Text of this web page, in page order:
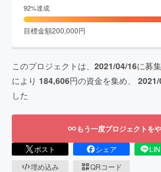
92%達成
目標金額200,000円
このプロジェクトは、 2021/04/16に募
により 184,606円の資金を集め、
した
もう一度プロジェクトを
ポスト シェア
埋め込み
QRコード